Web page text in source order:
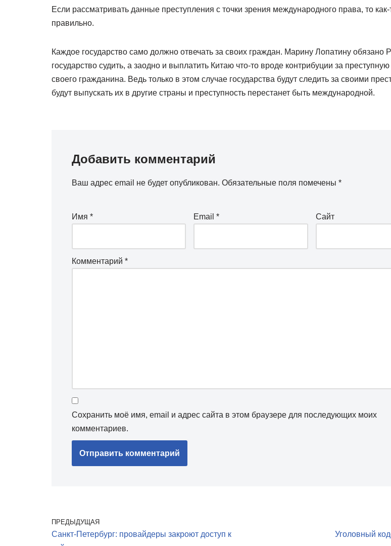
Если рассматривать данные преступления с точки зрения международного права, то как-
правильно.
Каждое государство само должно отвечать за своих граждан. Марину Лопатину обязано
государство судить, а заодно и выплатить Китаю что-то вроде контрибуции за
своего гражданина. Ведь только в этом случае государства будут следить за своими
будут выпускать их в другие страны и преступность перестанет быть международной.
Добавить комментарий
Ваш адрес email не будет опубликован. Обязательные поля помечены *
Имя * Email* Сайт
Комментарий *
Сохранить моё имя, email и адрес сайта в этом браузере для последующих моих
комментариев.
ПРЕДЫДУЩАЯ
Санкт-Петербург: провайдеры закроют доступ к
Уголовный